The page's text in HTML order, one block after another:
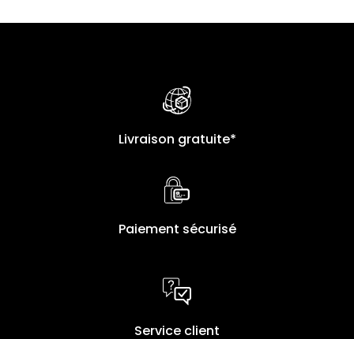
Livraison gratuite*
Paiement sécurisé
Service client